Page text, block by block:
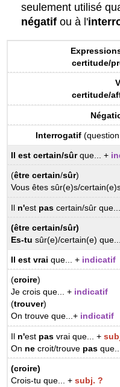
seulement utilisé
négatif ou à l'
certitude/
certitude/
Interrogatif
Il est certain/sûrque... +
(être certain/sûr)
Vous êtes sûr(e)s/
Il n'est pas certain/sûr
(être certain/sûr)
Es-tu sûr(e)/certain(e)
Il est vrai que... + indicatif
(croire)
Je crois que... + indicatif
(trouver)
On trouve que...+ indicatif
Il n'est pas vrai que... +
On ne croit/trouve pas
(croire)
Crois-tu que... +subj. ?